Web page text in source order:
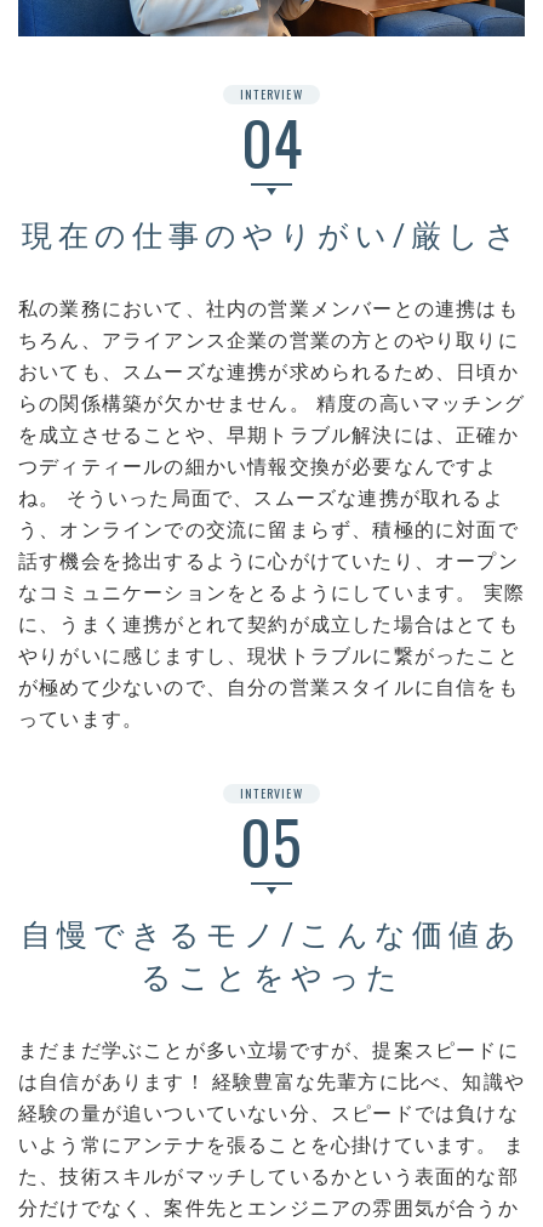
INTERVIEW
04
現在の仕事のやりがい/厳しさ
私の業務において、社内の営業メンバーとの連携はも
ちろん、アライアンス企業の営業の方とのやり取りに
おいても、スムーズな連携が求められるため、日頃か
らの関係構築が欠かせません。 精度の高いマッチング
を成立させることや、早期トラブル解決には、正確か
つディティールの細かい情報交換が必要なんですよ
ね。 そういった局面で、スムーズな連携が取れるよ
う、オンラインでの交流に留まらず、積極的に対面で
話す機会を捻出するように心がけていたり、オープン
なコミュニケーションをとるようにしています。 実際
に、うまく連携がとれて契約が成立した場合はとても
やりがいに感じますし、現状トラブルに繋がったこと
が極めて少ないので、自分の営業スタイルに自信をも
っています。
INTERVIEW
05
自慢できるモノ/こんな価値あ
ることをやった
まだまだ学ぶことが多い立場ですが、提案スピードに
は自信があります！ 経験豊富な先輩方に比べ、知識や
経験の量が追いついていない分、スピードでは負けな
いよう常にアンテナを張ることを心掛けています。 ま
た、技術スキルがマッチしているかという表面的な部
分だけでなく、案件先とエンジニアの雰囲気が合うか